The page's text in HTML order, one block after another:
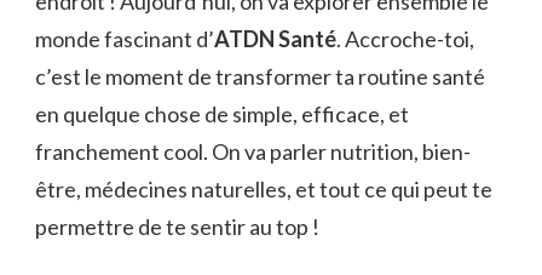
monde fascinant d’ATDN Santé. Accroche-toi,
c’est le moment de transformer ta routine santé
en quelque chose de simple, efficace, et
franchement cool. On va parler nutrition, bien-
être, médecines naturelles, et tout ce qui peut te
permettre de te sentir au top !